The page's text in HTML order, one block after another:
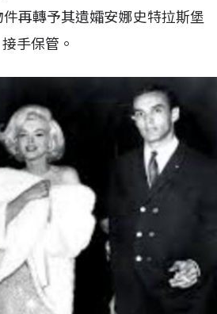
再轉予其遺孀安娜史特拉斯堡
手保管。